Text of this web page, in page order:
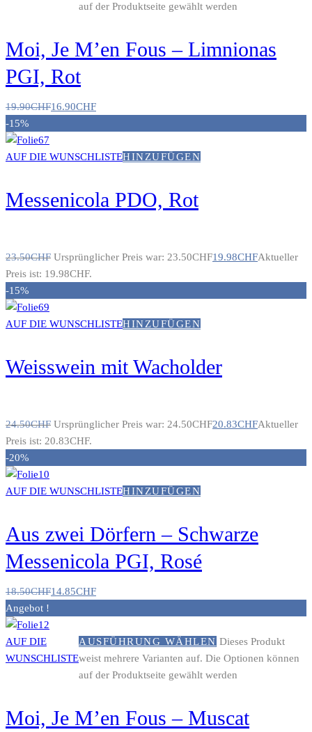
auf der Produktseite gewählt werden
Moi, Je M’en Fous – Limnionas
PGI, Rot
19.90CHF16.90CHF
-15%
AUF DIE WUNSCHLISTEHINZUFÜGEN
Messenicola PDO, Rot
23.50CHF Ursprünglicher Preis war: 23.50CHF19.98CHFAktueller
Preis ist: 19.98CHF.
-15%
AUF DIE WUNSCHLISTEHINZUFÜGEN
Weisswein mit Wacholder
24.50CHF Ursprünglicher Preis war: 24.50CHF20.83CHFAktueller
Preis ist: 20.83CHF.
-20%
AUF DIE WUNSCHLISTEHINZUFÜGEN
Aus zwei Dörfern – Schwarze
Messenicola PGI, Rosé
18.50CHF14.85CHF
Angebot !
AUF DIE
WUNSCHLISTE
AUSFÜHRUNG WÄHLEN Dieses Produkt
weist mehrere Varianten auf. Die Optionen können
auf der Produktseite gewählt werden
Moi, Je M’en Fous – Muscat